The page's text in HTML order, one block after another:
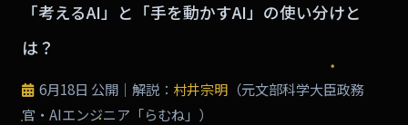
「考えるAI」と「手を動かすAI」の使い分けと
は？
6月18日 公開｜解説： 村井宗明 （元文部科学大臣政務
官・AIエンジニア「らむね」）